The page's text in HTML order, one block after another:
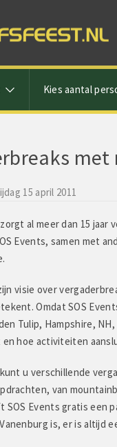
Kies aantal
15 april 2011
al meer dan 15
Events, samen met
visie over
Omdat SOS
Tulip, Hampshire,
en hoe activiteiten
u verschillende
van
SOS Events gratis een
is, er is altijd